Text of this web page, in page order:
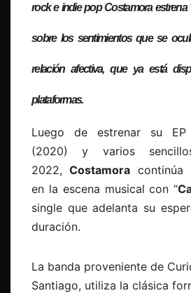
rock e indie pop Costamora estrena
sobre los sentimientos que se
relación afectiva, que ya está
plataformas.
Luego de estrenar su
(2020) y varios
2022,Costamora continúa
en la escena musical con “
single que adelanta su
duración.
La banda proveniente de
Santiago, utiliza la clásica